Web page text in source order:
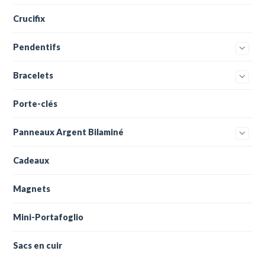
Crucifix
Pendentifs
Bracelets
Porte-clés
Panneaux Argent Bilaminé
Cadeaux
Magnets
Mini-Portafoglio
Sacs en cuir